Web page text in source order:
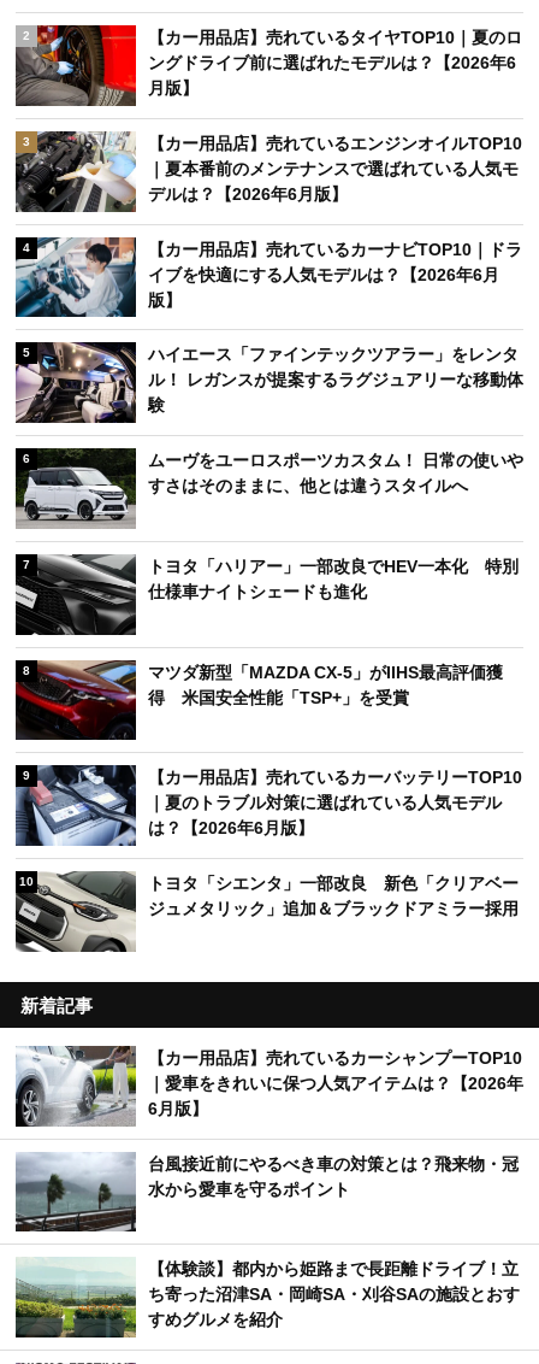
2
【カー用品店】売れているタイヤTOP10｜夏のロ
ングドライブ前に選ばれたモデルは？【2026年6
月版】
3
【カー用品店】売れているエンジンオイルTOP10
｜夏本番前のメンテナンスで選ばれている人気モ
デルは？【2026年6月版】
4
【カー用品店】売れているカーナビTOP10｜ドラ
イブを快適にする人気モデルは？【2026年6月
版】
5
ハイエース「ファインテックツアラー」をレンタ
ル！ レガンスが提案するラグジュアリーな移動体
験
6
ムーヴをユーロスポーツカスタム！ 日常の使いや
すさはそのままに、他とは違うスタイルへ
7
トヨタ「ハリアー」一部改良でHEV一本化 特別
仕様車ナイトシェードも進化
8
マツダ新型「MAZDA CX-5」がIIHS最高評価獲
得 米国安全性能「TSP+」を受賞
9
【カー用品店】売れているカーバッテリーTOP10
｜夏のトラブル対策に選ばれている人気モデル
は？【2026年6月版】
10
トヨタ「シエンタ」一部改良 新色「クリアベー
ジュメタリック」追加＆ブラックドアミラー採用
新着記事
【カー用品店】売れているカーシャンプーTOP10
｜愛車をきれいに保つ人気アイテムは？【2026年
6月版】
台風接近前にやるべき車の対策とは？飛来物・冠
水から愛車を守るポイント
【体験談】都内から姫路まで長距離ドライブ！立
ち寄った沼津SA・岡崎SA・刈谷SAの施設とおす
すめグルメを紹介